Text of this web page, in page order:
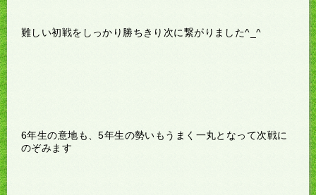
難しい初戦をしっかり勝ちきり次に繋がりました^_^
6年生の意地も、5年生の勢いもうまく一丸となって次戦に
のぞみます